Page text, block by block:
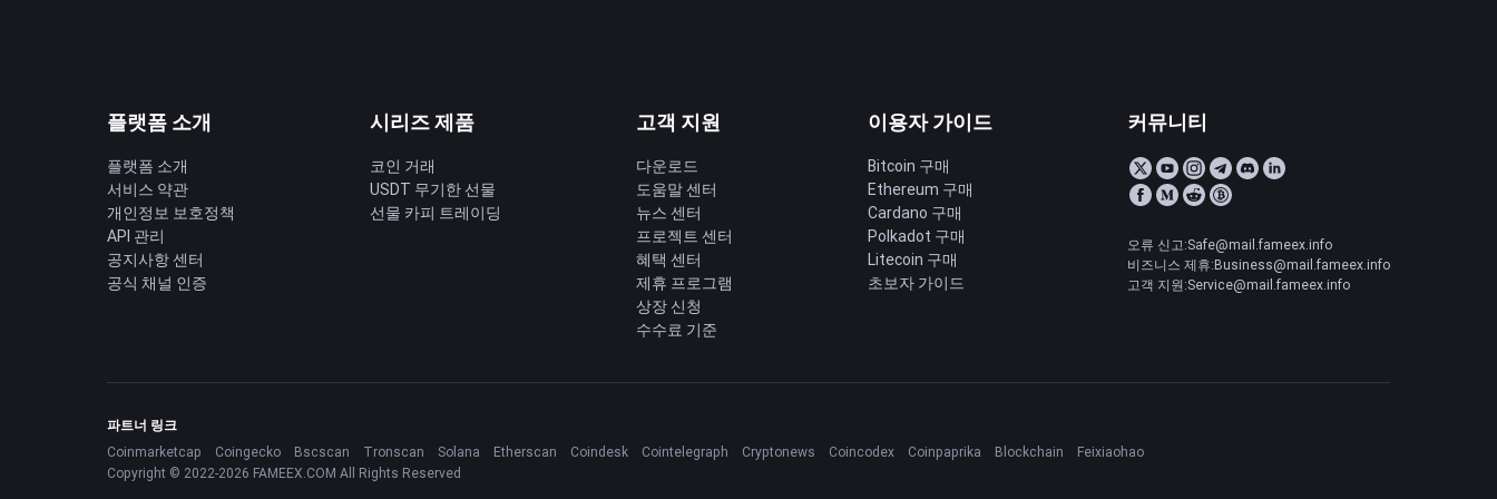
플랫폼 소개
플랫폼 소개
서비스 약관
개인정보 보호정책
API 관리
공지사항 센터
공식 채널 인증
시리즈 제품
코인 거래
USDT 무기한 선물
선물 카피 트레이딩
고객 지원
다운로드
도움말 센터
뉴스 센터
프로젝트 센터
혜택 센터
제휴 프로그램
상장 신청
수수료 기준
이용자 가이드
Bitcoin 구매
Ethereum 구매
Cardano 구매
Polkadot 구매
Litecoin 구매
초보자 가이드
커뮤니티
오류 신고:Safe@mail.fameex.info
비즈니스 제휴:Business@mail.fameex.info
고객 지원:Service@mail.fameex.info
파트너 링크
Coinmarketcap
Coingecko Bscscan Tronscan Solana Etherscan Coindesk Cointelegraph Cryptonews Coincodex Coinpaprika Blockchain
Feixiaohao
Copyright © 2022-2026 FAMEEX.COM All Rights Reserved